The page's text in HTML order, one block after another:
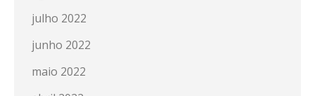
julho 2022
junho 2022
maio 2022